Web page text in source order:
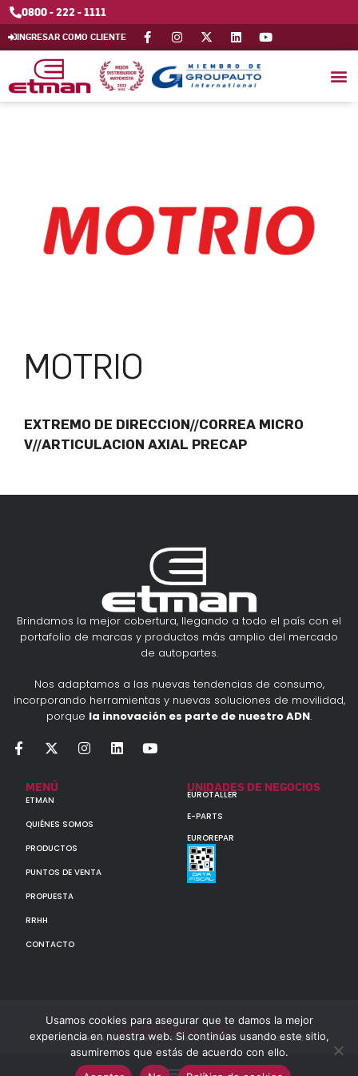
0800 - 222 - 1111
INGRESAR COMO CLIENTE
MOTRIO
EXTREMO DE DIRECCION//CORREA MICRO
V//ARTICULACION AXIAL PRECAP
Brindamos la mejor cobertura, llegando a todo el país con el
portafolio de marcas y productos más amplio del mercado
de autopartes.
Nos adaptamos a las nuevas tendencias de consumo,
incorporando herramientas y nuevas soluciones de movilidad,
porque la innovación es parte de nuestro ADN.
MENÚ
ETMAN
QUIÉNES SOMOS
PRODUCTOS
PUNTOS DE VENTA
PROPUESTA
RRHH
CONTACTO
UNIDADES DE NEGOCIOS
EUROTALLER
E-PARTS
EUROREPAR
GRUPO ETMAN : : 2026
Todos los derechos reservados a MULTIORIGINAL PARTS S.A. (CUIT: 30-60142852-7)
Usamos cookies para asegurar que te damos la mejor
experiencia en nuestra web. Si continúas usando este sitio,
asumiremos que estás de acuerdo con ello.